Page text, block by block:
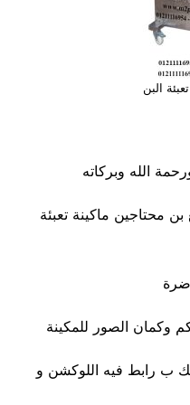
البن
الله وبركاته
محتاجين ماكينة تعبئة
وكمان الصور للمكينة
ب رابط فيه اللوكشن و